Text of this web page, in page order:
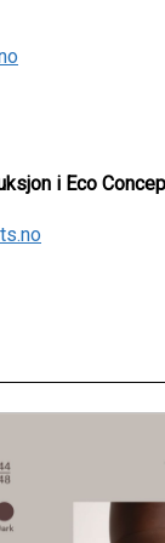
i Eco